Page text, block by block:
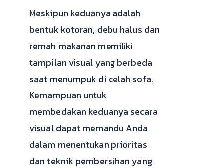
Meskipun keduanya adalah
bentuk kotoran, debu halus dan
remah makanan memiliki
tampilan visual yang berbeda
saat menumpuk di celah sofa.
Kemampuan untuk
membedakan keduanya secara
visual dapat memandu Anda
dalam menentukan prioritas
dan teknik pembersihan yang